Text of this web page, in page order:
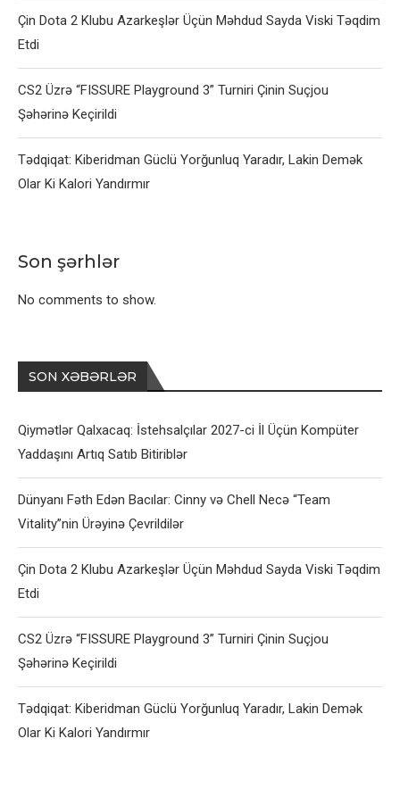
Çin Dota 2 Klubu Azarkeşlər Üçün Məhdud Sayda Viski Təqdim
Etdi
CS2 Üzrə “FISSURE Playground 3” Turniri Çinin Suçjou
Şəhərinə Keçirildi
Tədqiqat: Kiberidman Güclü Yorğunluq Yaradır, Lakin Demək
Olar Ki Kalori Yandırmır
Son şərhlər
No comments to show.
SON XƏBƏRLƏR
Qiymətlər Qalxacaq: İstehsalçılar 2027-ci İl Üçün Kompüter
Yaddaşını Artıq Satıb Bitiriblər
Dünyanı Fəth Edən Bacılar: Cinny və Chell Necə “Team
Vitality”nin Ürəyinə Çevrildilər
Çin Dota 2 Klubu Azarkeşlər Üçün Məhdud Sayda Viski Təqdim
Etdi
CS2 Üzrə “FISSURE Playground 3” Turniri Çinin Suçjou
Şəhərinə Keçirildi
Tədqiqat: Kiberidman Güclü Yorğunluq Yaradır, Lakin Demək
Olar Ki Kalori Yandırmır